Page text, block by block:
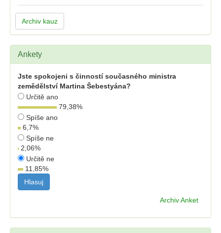
Archiv kauz
Ankety
Jste spokojeni s činností současného ministra
zemědělství Martina Šebestyána?
Určitě ano
79,38%
Spíše ano
6,7%
Spíše ne
2,06%
Určitě ne
11,85%
Archiv Anket